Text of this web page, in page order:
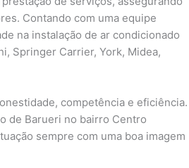
Contando com uma equipe
na instalação de ar condicionado
Springer Carrier, York, Midea,
competência e eficiência.
de Barueri no bairro Centro
sempre com uma boa imagem